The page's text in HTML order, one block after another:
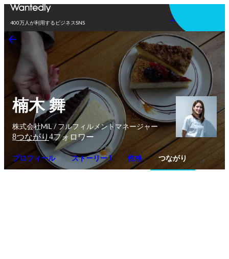
400万人が利用するビジネスSNS
アプリを使う
楠木 舞
株式会社MiL / フルフィルメントマネージャー
8つながり 4フォロワー
プロフィール ストーリー 1 性格 つながり